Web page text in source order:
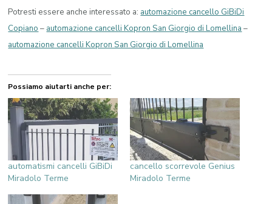
Potresti essere anche interessato a: automazione cancello GiBiDi
Copiano – automazione cancelli Kopron San Giorgio di Lomellina –
automazione cancelli Kopron San Giorgio di Lomellina
Possiamo aiutarti anche per:
automatismi cancelli GiBiDi
Miradolo Terme
cancello scorrevole Genius
Miradolo Terme